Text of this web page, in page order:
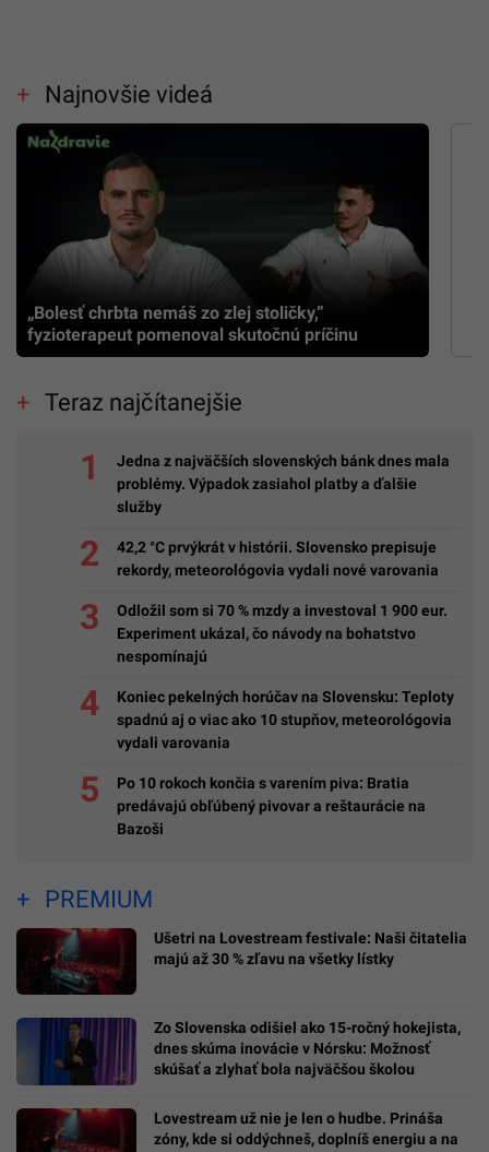
Najnovšie videá
„Bolesť chrbta nemáš zo zlej stoličky,”
fyzioterapeut pomenoval skutočnú príčinu
Teraz najčítanejšie
Jedna z najväčších slovenských bánk dnes mala
problémy. Výpadok zasiahol platby a ďalšie
služby
42,2 °C prvýkrát v histórii. Slovensko prepisuje
rekordy, meteorológovia vydali nové varovania
Odložil som si 70 % mzdy a investoval 1 900 eur.
Experiment ukázal, čo návody na bohatstvo
nespomínajú
Koniec pekelných horúčav na Slovensku: Teploty
spadnú aj o viac ako 10 stupňov, meteorológovia
vydali varovania
Po 10 rokoch končia s varením piva: Bratia
predávajú obľúbený pivovar a reštaurácie na
Bazoši
PREMIUM
Ušetri na Lovestream festivale: Naši čitatelia
majú až 30 % zľavu na všetky lístky
Zo Slovenska odišiel ako 15-ročný hokejista,
dnes skúma inovácie v Nórsku: Možnosť
skúšať a zlyhať bola najväčšou školou
Lovestream už nie je len o hudbe. Prináša
zóny, kde si oddýchneš, doplníš energiu a na